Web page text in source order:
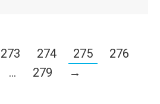
273 274 275
276
… 279 →